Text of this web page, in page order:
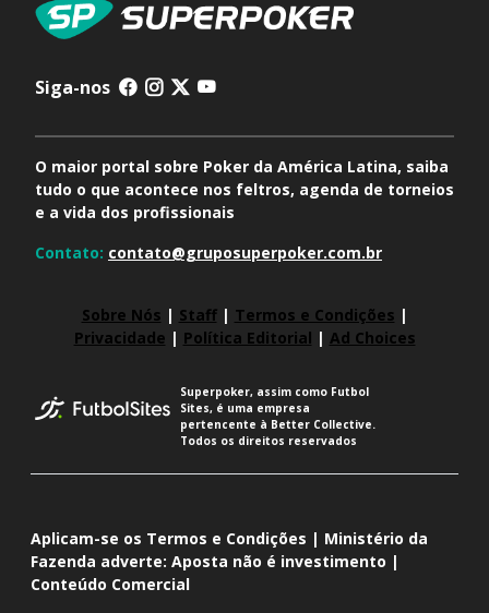
Siga-nos
O maior portal sobre Poker da América Latina, saiba
tudo o que acontece nos feltros, agenda de torneios
e a vida dos profissionais
Contato: contato@gruposuperpoker.com.br
Sobre Nós | Staff| Termos e Condições |
Privacidade | Política Editorial | Ad Choices
Superpoker, assim como Futbol
Sites, é uma empresa
pertencente à Better Collective.
Todos os direitos reservados
Aplicam-se os Termos e Condições | Ministério da
Fazenda adverte: Aposta não é investimento |
Conteúdo Comercial